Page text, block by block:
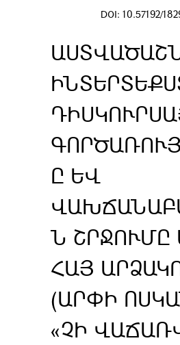
DOI: 10.57192/
Ը ԵՎ
Ն ՇՐՋՈՒՄԸ
ՀԱՅ
(ԱՐՓԻ
«ՉԻ